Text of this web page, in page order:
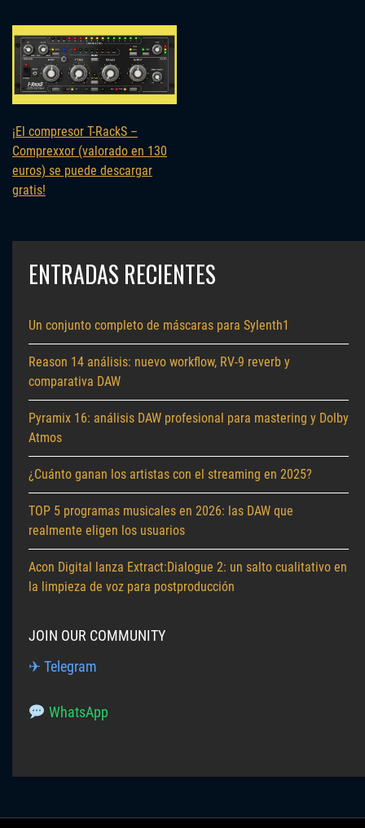
¡El compresor T-RackS –
Comprexxor (valorado en 130
euros) se puede descargar
gratis!
ENTRADAS RECIENTES
Un conjunto completo de máscaras para Sylenth1
Reason 14 análisis: nuevo workflow, RV-9 reverb y
comparativa DAW
Pyramix 16: análisis DAW profesional para mastering y Dolby
Atmos
¿Cuánto ganan los artistas con el streaming en 2025?
TOP 5 programas musicales en 2026: las DAW que
realmente eligen los usuarios
Acon Digital lanza Extract:Dialogue 2: un salto cualitativo en
la limpieza de voz para postproducción
JOIN OUR COMMUNITY
✈ Telegram
WhatsApp